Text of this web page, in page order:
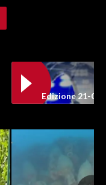
Edizione 21-05-